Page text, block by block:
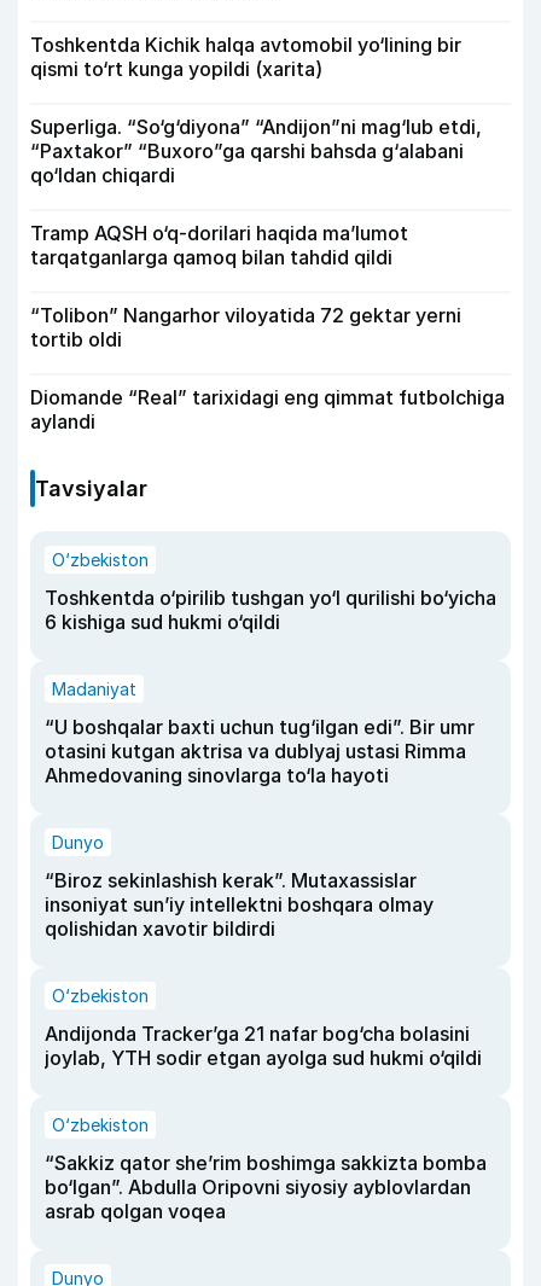
Toshkentda Kichik halqa avtomobil yo‘lining bir
qismi to‘rt kunga yopildi (xarita)
Superliga. “So‘g‘diyona” “Andijon”ni mag‘lub etdi,
“Paxtakor” “Buxoro”ga qarshi bahsda g‘alabani
qo‘ldan chiqardi
Tramp AQSH o‘q-dorilari haqida ma’lumot
tarqatganlarga qamoq bilan tahdid qildi
“Tolibon” Nangarhor viloyatida 72 gektar yerni
tortib oldi
Diomande “Real” tarixidagi eng qimmat futbolchiga
aylandi
Tavsiyalar
O‘zbekiston
Toshkentda o‘pirilib tushgan yo‘l qurilishi bo‘yicha
6 kishiga sud hukmi o‘qildi
Madaniyat
“U boshqalar baxti uchun tug‘ilgan edi”. Bir umr
otasini kutgan aktrisa va dublyaj ustasi Rimma
Ahmedovaning sinovlarga to‘la hayoti
Dunyo
“Biroz sekinlashish kerak”. Mutaxassislar
insoniyat sun’iy intellektni boshqara olmay
qolishidan xavotir bildirdi
O‘zbekiston
Andijonda Tracker’ga 21 nafar bog‘cha bolasini
joylab, YTH sodir etgan ayolga sud hukmi o‘qildi
O‘zbekiston
“Sakkiz qator she’rim boshimga sakkizta bomba
bo‘lgan”. Abdulla Oripovni siyosiy ayblovlardan
asrab qolgan voqea
Dunyo